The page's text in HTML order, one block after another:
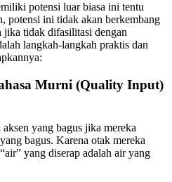
potensi luar biasa ini tentu
potensi ini tidak akan berkembang
jika tidak difasilitasi dengan
langkah-langkah praktis dan
Murni (Quality Input)
yang bagus jika mereka
bagus. Karena otak mereka
yang diserap adalah air yang